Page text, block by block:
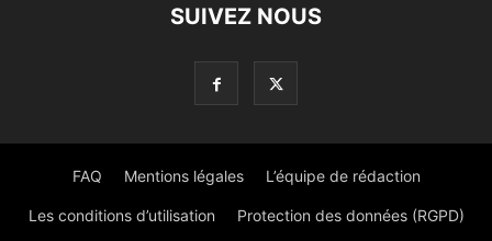
SUIVEZ NOUS
FAQ Mentions légales L’équipe de rédaction
Les conditions d’utilisation Protection des données (RGPD)